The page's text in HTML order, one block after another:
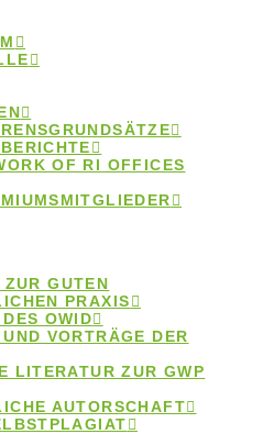
OF RI OFFICES
ZUR GUTEN
PRAXIS
OWID
VORTRÄGE DER
LITERATUR ZUR GWP
AUTORSCHAFT
und
in
zu Ombudsarbeit und